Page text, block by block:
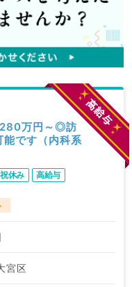
万円～◎訪
能です（内科系
休み 高給与
宮区